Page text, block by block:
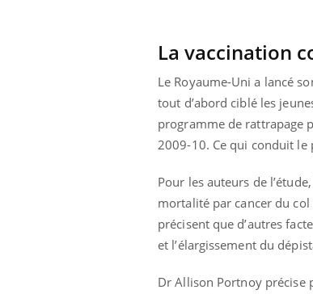
La vaccination
Le Royaume-Uni a lancé
tout d’abord ciblé les
programme de rattrapage
2009-10. Ce qui conduit le
Pour les auteurs de
mortalité par cancer du
précisent que d’autres
et l’élargissement du
Dr Allison Portnoy précise
Diabète & Ramadan 2026
nombreuses personnes atteintes de
diabète, c'est une période de